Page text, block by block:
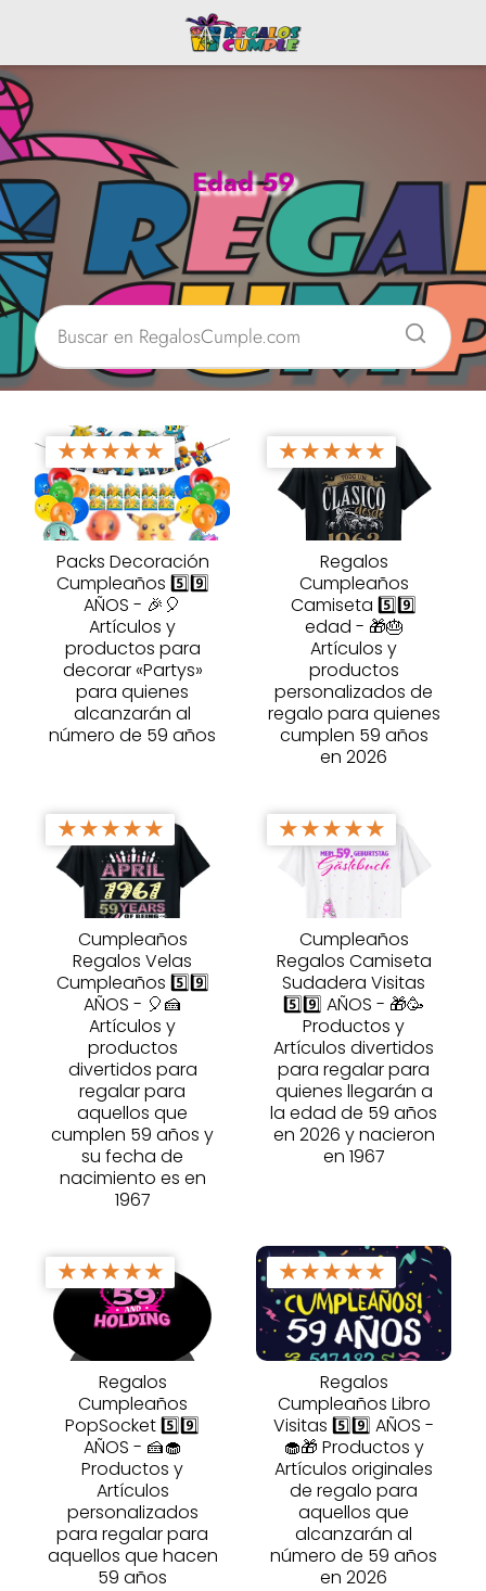
Edad 59
★★★★★
Packs Decoración
Cumpleaños 5️⃣9️⃣
AÑOS - 🎉🎈
Artículos y
productos para
decorar «Partys»
para quienes
alcanzarán al
número de 59 años
★★★★★
Regalos
Cumpleaños
Camiseta 5️⃣9️⃣
edad - 🎁🎂
Artículos y
productos
personalizados de
regalo para quienes
cumplen 59 años
en 2026
★★★★★
Cumpleaños
Regalos Velas
Cumpleaños 5️⃣9️⃣
AÑOS - 🎈🍰
Artículos y
productos
divertidos para
regalar para
aquellos que
cumplen 59 años y
su fecha de
nacimiento es en
1967
★★★★★
Cumpleaños
Regalos Camiseta
Sudadera Visitas
5️⃣9️⃣ AÑOS - 🎁🥳
Productos y
Artículos divertidos
para regalar para
quienes llegarán a
la edad de 59 años
en 2026 y nacieron
en 1967
★★★★★
Regalos
Cumpleaños
PopSocket 5️⃣9️⃣
AÑOS - 🍰🧁
Productos y
Artículos
personalizados
para regalar para
aquellos que hacen
59 años
★★★★★
Regalos
Cumpleaños Libro
Visitas 5️⃣9️⃣ AÑOS -
🧁🎁 Productos y
Artículos originales
de regalo para
aquellos que
alcanzarán al
número de 59 años
en 2026